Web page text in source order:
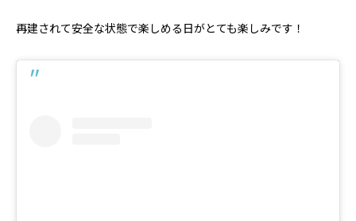
再建されて安全な状態で楽しめる日がとても楽しみです！